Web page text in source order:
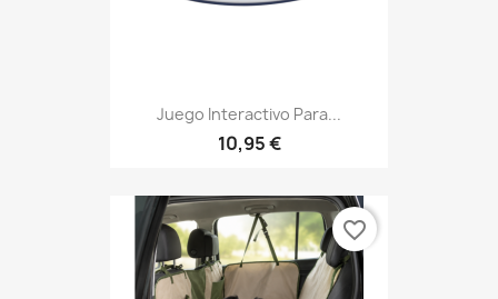
Juego Interactivo Para...
10,95 €
favorite_border